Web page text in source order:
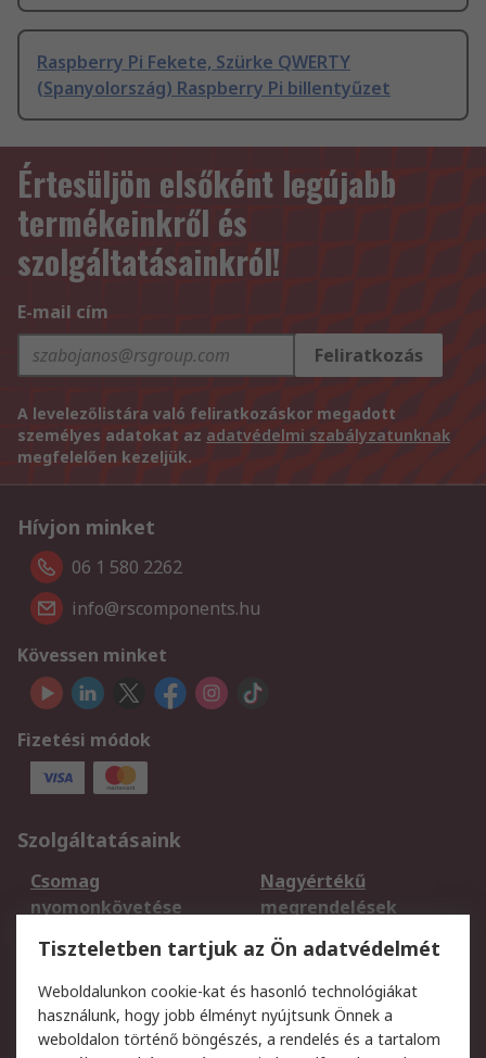
Raspberry Pi Fekete, Szürke QWERTY
(Spanyolország) Raspberry Pi billentyűzet
Értesüljön elsőként legújabb
termékeinkről és
szolgáltatásainkról!
E-mail cím
Feliratkozás
A levelezőlistára való feliratkozáskor megadott
személyes adatokat az adatvédelmi szabályzatunknak
megfelelően kezeljük.
Hívjon minket
06 1 580 2262
info@rscomponents.hu
Kövessen minket
Fizetési módok
Szolgáltatásaink
Csomag
nyomonkövetése
Nagyértékű
megrendelések
Regisztráció
Szállítás
Termékvisszaküldés
Szolgáltatások
Tiszteletben tartjuk az Ön adatvédelmét
Weboldalunkon cookie-kat és hasonló technológiákat
használunk, hogy jobb élményt nyújtsunk Önnek a
weboldalon történő böngészés, a rendelés és a tartalom